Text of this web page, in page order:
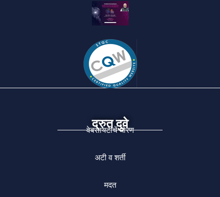
द्रुत दुवे
वेबसायटीचें धोरण
अटी व शर्ती
मदत